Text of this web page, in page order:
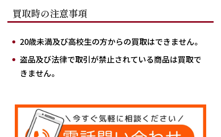
買取時の注意事項
20歳未満及び高校生の方からの買取はできません。
盗品及び法律で取引が禁止されている商品は買取で
きません。